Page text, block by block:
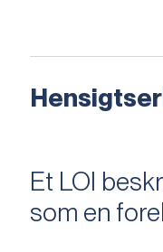
Et LOI
som en